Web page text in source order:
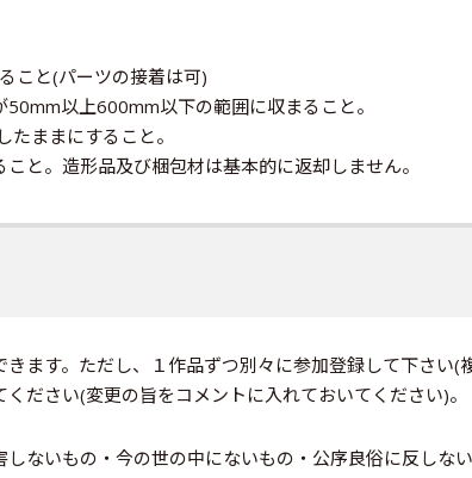
こと(パーツの接着は可)
以上600mm以下の範囲に収まること。
ままにすること。
と。造形品及び梱包材は基本的に返却しません。
ます。ただし、１作品ずつ別々に参加登録して下さ
ださい(変更の旨をコメントに入れておいてください)。
ないもの・今の世の中にないもの・公序良俗に反しな